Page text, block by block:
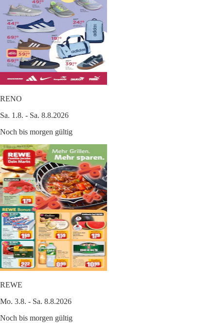
RENO
Sa. 1.8. - Sa. 8.8.2026
Noch bis morgen gültig
REWE
Mo. 3.8. - Sa. 8.8.2026
Noch bis morgen gültig